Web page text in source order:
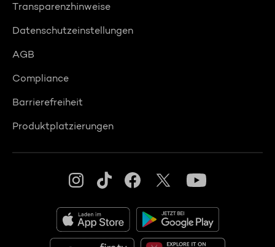
Transparenzhinweise
Datenschutzeinstellungen
AGB
Compliance
Barrierefreiheit
Produktplatzierungen